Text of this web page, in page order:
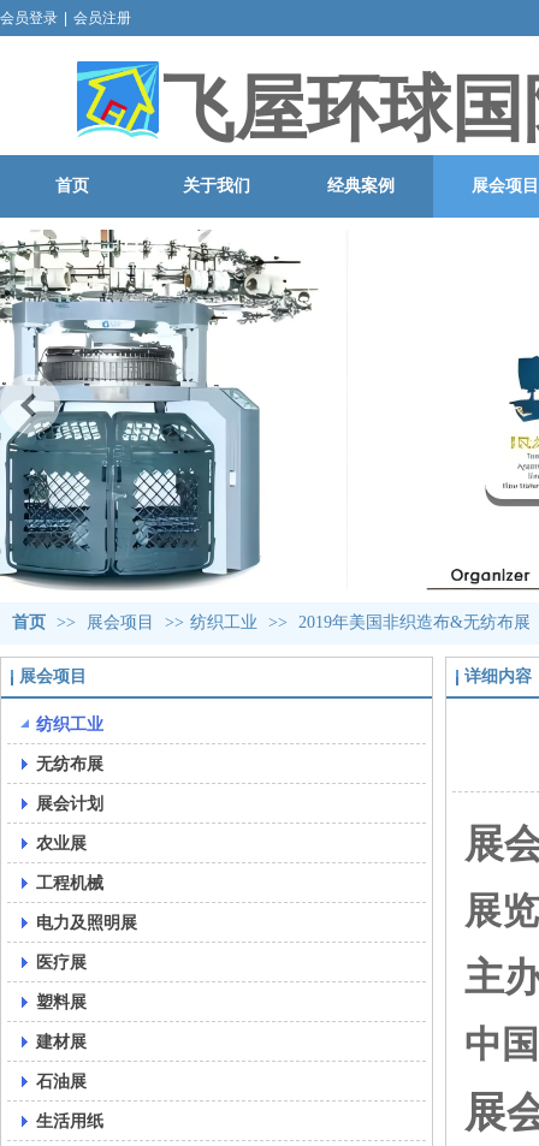
飞屋环球
会员登录 会员注册
首页 关于我们 经典案例 展会项目
首页 >> 展会项目 >> 纺织工业 >> 2019年美国非织造布&无纺布展
展会项目
纺织工业
无纺布展
展会计划
农业展
工程机械
电力及照明展
医疗展
塑料展
建材展
石油展
生活用纸
详细内容
展
展
主
中
展